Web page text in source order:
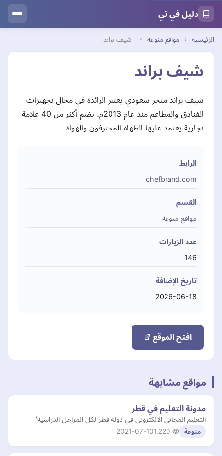
دليل في تي
الرئيسية › مواقع منوعة › شيف براند
شيف براند
شيف براند متجر سعودي يعتبر الرائدة في مجال تجهيزات
الفنادق والمطاعم منذ عام 2013م، يضم أكثر من 40 علامة
تجارية يعتمد عليها الطهاة المحترفون والهواة.
الرابط
chefbrand.com
القسم
مواقع منوعة
عدد الزيارات
146
تاريخ الإضافة
2026-06-18
افتح الموقع
مواقع مشابهة
مدونة التعليم في قطر
التعليم المجاني الالكتروني في دولة قطر لكل المراحل الدراسية'
منوعة 2021-07-10